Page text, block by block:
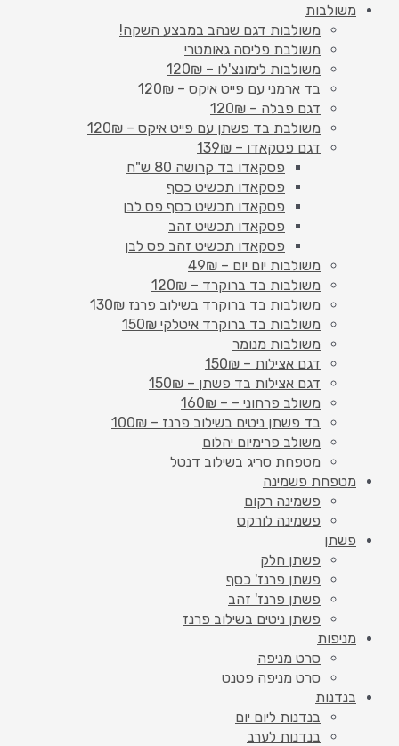
משולבות
משולבות דגם שנהב במבצע השקה!
משולבת פליסה גאומטרי
משולבות לימונצ'לו – 120₪
בד ארמני עם פייט איקס – 120₪
דגם פבלה – 120₪
משולבת בד פשתן עם פייט איקס – 120₪
דגם פסקאדו – 139₪
פסקאדו בד קרושה 80 ש"ח
פסקאדו תכשיט כסף
פסקאדו תכשיט כסף פס לבן
פסקאדו תכשיט זהב
פסקאדו תכשיט זהב פס לבן
משולבות יום יום – 49₪
משולבות בד ברוקרד – 120₪
משולבות בד ברוקרד בשילוב פרנז 130₪
משולבות בד ברוקרד איטלקי 150₪
משולבות מנומר
דגם אצילות – 150₪
דגם אצילות בד פשתן – 150₪
משולב פרחוני – – 160₪
בד פשתן ניטים בשילוב פרנז – 100₪
משולב פרימיום יהלום
מטפחת סריג בשילוב דנטל
מטפחת פשמינה
פשמינה רקום
פשמינה לורקס
פשתן
פשתן חלק
פשתן פרנז' כסף
פשתן פרנז' זהב
פשתן ניטים בשילוב פרנז
מניפות
סרט מניפה
סרט מניפה פטנט
בנדנות
בנדנות ליום יום
בנדנות לערב